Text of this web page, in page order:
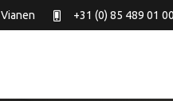
+31 (0) 85 489 01 00